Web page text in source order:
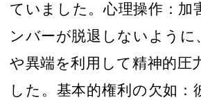
ていました。心理操作 ：
ンバーが脱退 しないように
や異端を利用して精神的圧
し た。基本的権利の欠如 ：